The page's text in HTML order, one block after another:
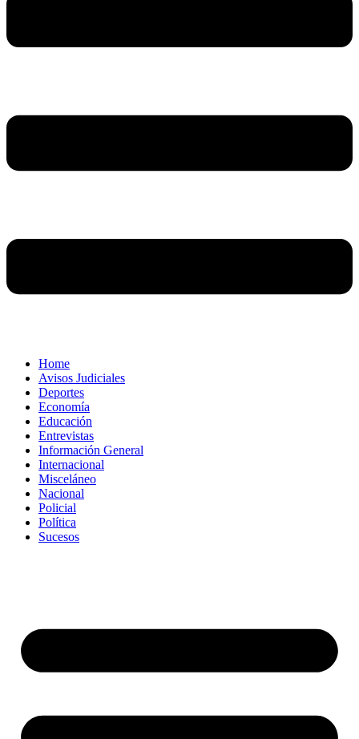
Home
Avisos Judiciales
Deportes
Economía
Educación
Entrevistas
Información General
Internacional
Misceláneo
Nacional
Policial
Política
Sucesos